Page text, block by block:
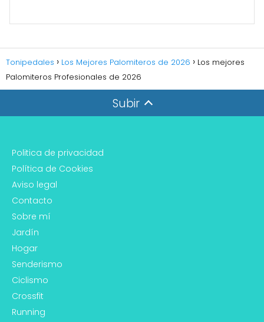
Tonipedales Los Mejores Palomiteros de 2026
Los mejores
Palomiteros Profesionales de 2026
Subir
Politica de privacidad
Política de Cookies
Aviso legal
Contacto
Sobre mí
Jardín
Hogar
Senderismo
Ciclismo
Crossfit
Running